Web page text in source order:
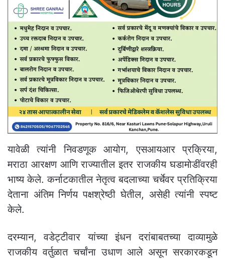
यावेळी त्यांनी निवडणूक आयोग, एसआयआर प्रक्रिया,
मराठा आरक्षण आणि राज्यातील इतर राजकीय घडामोडींवरही
भाष्य केले. कर्नाटकातील नेतृत्व बदलाच्या चर्चेवर प्रतिक्रिया
देताना अंतिम निर्णय पक्षश्रेष्ठी घेतील, असेही त्यांनी स्पष्ट
केले.
दरम्यान, वडेट्टीवार यांच्या इंधन दरांबाबतच्या दाव्यामुळे
राजकीय वर्तुळात चर्चांना उधाण आले असून सरकारकडून